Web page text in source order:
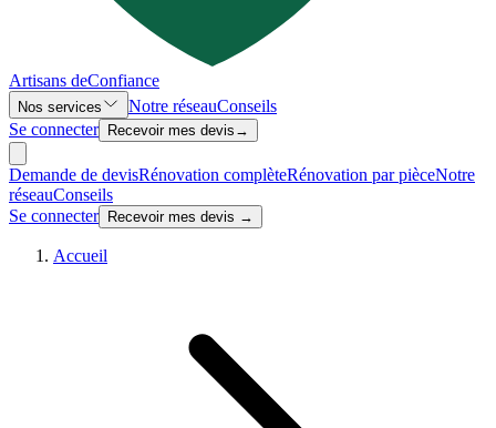
Artisans deConfiance
Nos services Notre réseauConseils
Se connecter
Recevoir mes devis →
Demande de devisRénovation complèteRénovation par pièceNotre
réseauConseils
Se connecter
Recevoir mes devis →
Accueil